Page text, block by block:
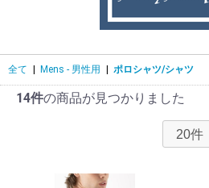
全て Mens - 男性用 ポロシャツ/シャツ
14件の商品が見つかりました